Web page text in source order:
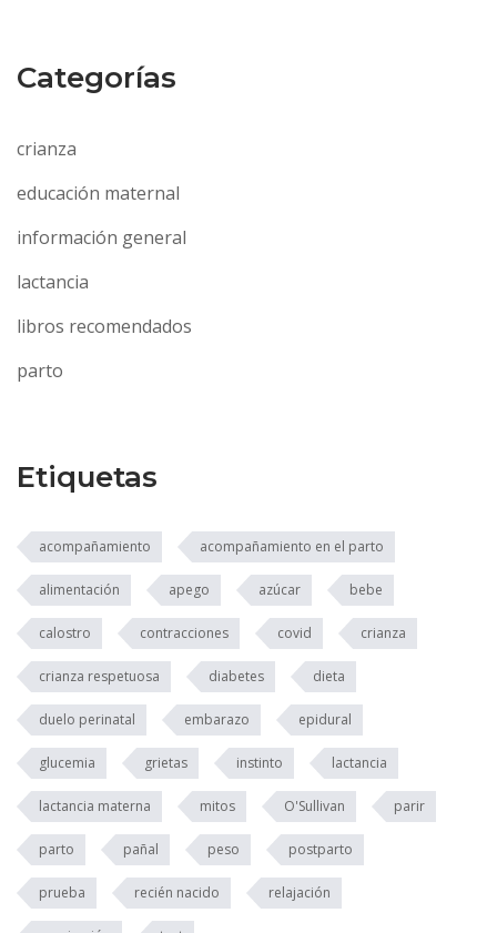
Categorías
crianza
educación maternal
información general
lactancia
libros recomendados
parto
Etiquetas
acompañamiento acompañamiento en el parto
alimentación apego azúcar bebe
calostro contracciones covid crianza
crianza respetuosa diabetes dieta
duelo perinatal embarazo epidural
glucemia grietas instinto lactancia
lactancia materna mitos O'Sullivan parir
parto pañal peso postparto
prueba recién nacido relajación